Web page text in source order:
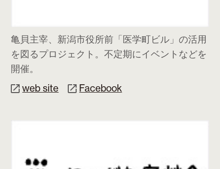
亀貝主宰、新潟市役所前「医学町ビル」の活用
を図るプロジェクト。不定期にイベントなどを
開催。
web site
Facebook